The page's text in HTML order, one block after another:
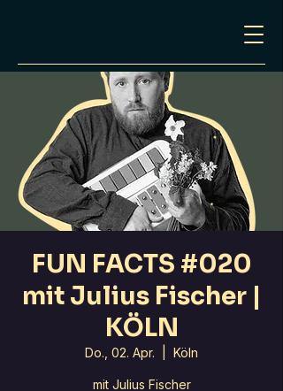
FUN FACTS #020
mit Julius Fischer |
KÖLN
Do., 02. Apr. Köln
mit Julius Fischer